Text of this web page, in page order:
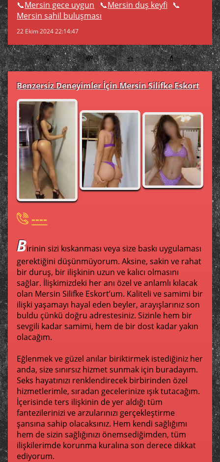
Mersin gece uygun
Mersin duş keyfi
Mersin sahil buluşması
22 Ekim 2024 22:14:47
💡 💸 🧺 💄
Benzersiz Deneyimler İçin Mersin Silifke Eskort
----
Birinin sizi kıskanması veya size baskı uygulaması
gerektiğini düşünmüyorum. Aksine, sakin ve rahat
bir duruş, bir ilişkinin uzun ve kalıcı olmasını
sağlar. İlişkimizdeki her anı özel ve anlamlı kılacak
olan Mersin Silifke Eskort’um. Kaliteli ve samimi bir
ilişki yaşamayı hayal eden beyler, arayışlarınız son
buldu çünkü doğru adrestesiniz. Sizinle hem bir
sevgili kadar samimi, hem de bir dost kadar yakın
olacağım.
Eğlenmek ve güzel anılar biriktirmek istediğiniz her
anda, size sınırsız hizmet sunmak için buradayım.
Seks hayatınızı renklendirecek birbirinden özel
hizmetlerimle, sıradan gecelerinize ışık tutacağım.
İçerisinde ters ilişkinin de yer aldığı tüm
fantezilerinizi ve arzularınızı gerçekleştirme
şansına sahip olacaksınız. Hem kendi sağlığımı
hem de sizin sağlığınızı önemsediğimden, tüm
ilişkilerimde korunma kuralına son derece dikkat
ediyorum.